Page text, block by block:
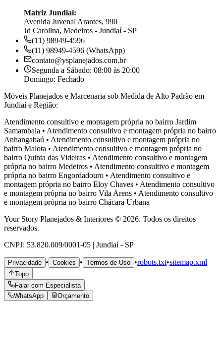
Matriz Jundiaí:
Avenida Juvenal Arantes, 990
Jd Carolina, Medeiros - Jundiaí - SP
(11) 98949-4596
(11) 98949-4596 (WhatsApp)
contato@ysplanejados.com.br
Segunda a Sábado: 08:00 às 20:00
Domingo: Fechado
Móveis Planejados e Marcenaria sob Medida de Alto Padrão em
Jundiaí e Região:
Atendimento consultivo e montagem própria no bairro Jardim
Samambaia • Atendimento consultivo e montagem própria no bairro
Anhangabaú • Atendimento consultivo e montagem própria no
bairro Malota • Atendimento consultivo e montagem própria no
bairro Quinta das Videiras • Atendimento consultivo e montagem
própria no bairro Medeiros • Atendimento consultivo e montagem
própria no bairro Engordadouro • Atendimento consultivo e
montagem própria no bairro Eloy Chaves • Atendimento consultivo
e montagem própria no bairro Vila Arens • Atendimento consultivo
e montagem própria no bairro Chácara Urbana
Your Story Planejados & Interiores © 2026. Todos os direitos
reservados.
CNPJ: 53.820.009/0001-05 | Jundiaí - SP
Privacidade • Cookies • Termos de Uso •robots.txt•sitemap.xml
Topo
Falar com Especialista
WhatsApp
Orçamento